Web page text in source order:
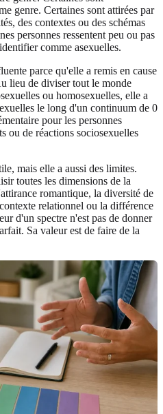
genre. Certaines sont attirées par
des contextes ou des schémas
personnes ressentent peu ou pas
comme asexuelles.
parce qu'elle a remis en cause
lieu de diviser tout le monde
ou homosexuelles, elle a
le long d'un continuum de 0
pour les personnes
ou de réactions sociosexuelles
mais elle a aussi des limites.
toutes les dimensions de la
romantique, la diversité de
relationnel ou la différence
d'un spectre n'est pas de donner
Sa valeur est de faire de la